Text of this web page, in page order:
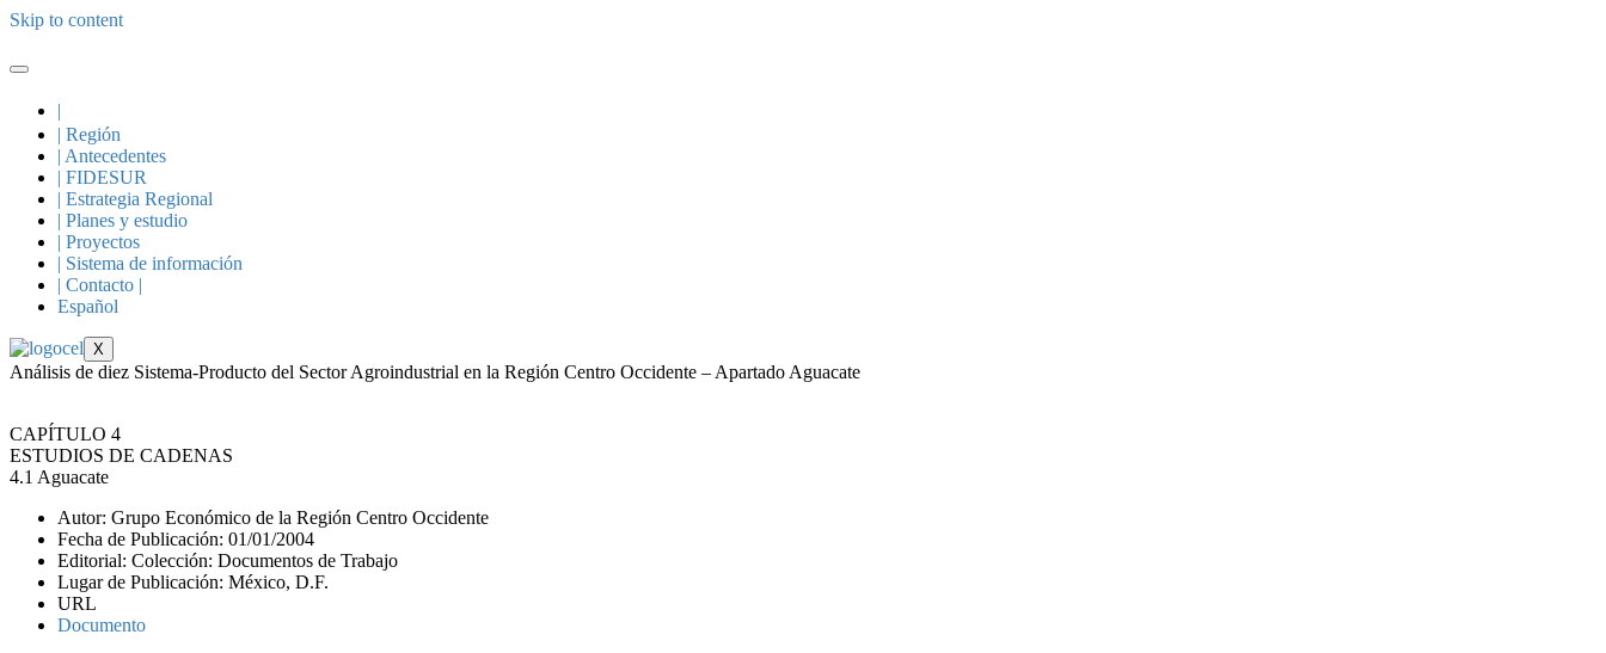
Skip to content
|
| Región
| Antecedentes
| FIDESUR
| Estrategia Regional
| Planes y estudio
| Proyectos
| Sistema de información
| Contacto |
Español
X
Análisis de diez Sistema-Producto del Sector Agroindustrial en la Región Centro Occidente – Apartado Aguacate
CAPÍTULO 4
ESTUDIOS DE CADENAS
4.1 Aguacate
Autor: Grupo Económico de la Región Centro Occidente
Fecha de Publicación: 01/01/2004
Editorial: Colección: Documentos de Trabajo
Lugar de Publicación: México, D.F.
URL
Documento